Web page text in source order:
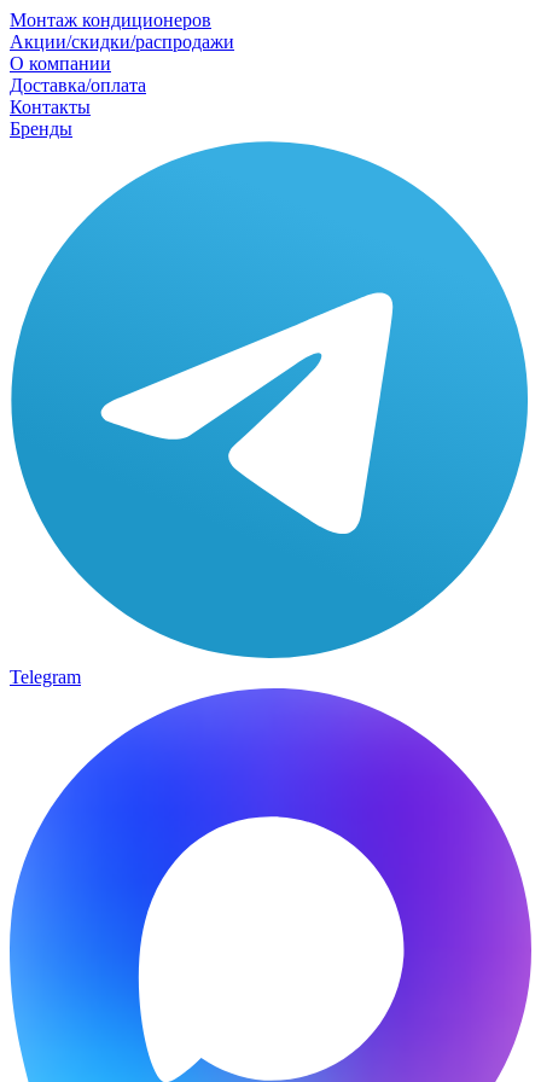
Монтаж кондиционеров
Акции/скидки/распродажи
О компании
Доставка/оплата
Контакты
Бренды
Telegram